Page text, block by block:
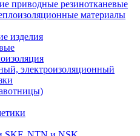
приводные резинотканевые
материалы
изделия
электроизоляционный